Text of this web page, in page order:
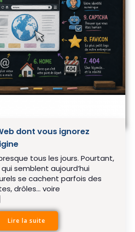
dont vous ignorez
tous les jours. Pourtant,
semblent aujourd’hui
se cachent parfois des
drôles… voire
Lire la suite